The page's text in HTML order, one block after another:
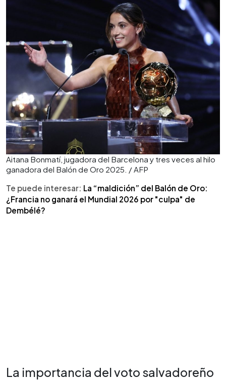
Aitana Bonmatí, jugadora del Barcelona y tres veces al hilo
ganadora del Balón de Oro 2025. / AFP
Te puede interesar: La “maldición” del Balón de Oro:
¿Francia no ganará el Mundial 2026 por "culpa" de
Dembélé?
La importancia del voto salvadoreño